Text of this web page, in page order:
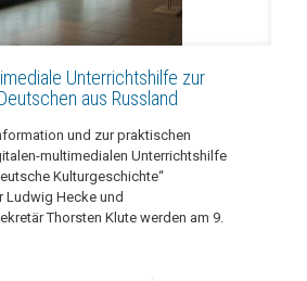
Unterrichtshilfe zur
aus Russland
und zur praktischen
multimedialen Unterrichtshilfe
Kulturgeschichte“
Ludwig Hecke und
Thorsten Klute werden am 9.